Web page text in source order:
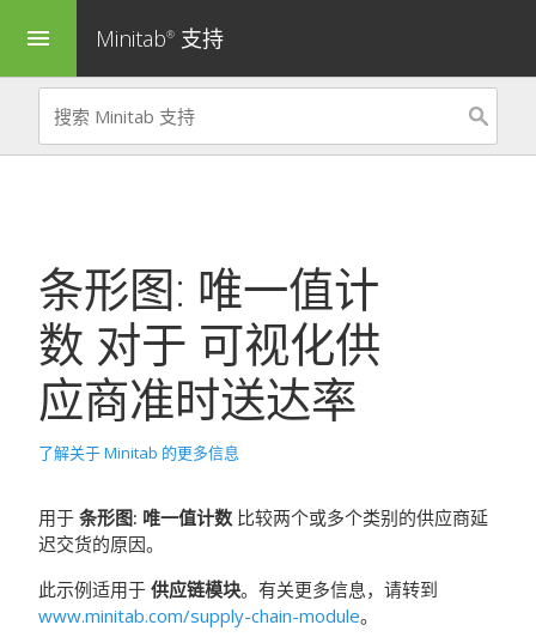
menu Minitab® 支持
条形图: 唯一值计
数 对于 可视化供
应商准时送达率
了解关于 Minitab 的更多信息
用于 条形图: 唯一值计数 比较两个或多个类别的供应商延
迟交货的原因。
此示例适用于 供应链模块。有关更多信息，请转到
www.minitab.com/supply-chain-module。